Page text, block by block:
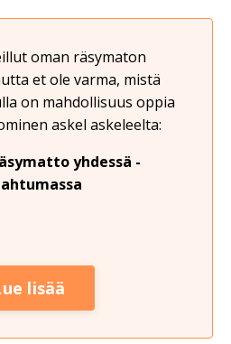
oman räsymaton
et ole varma, mistä
on mahdollisuus oppia
askel askeleelta:
yhdessä -
lisää